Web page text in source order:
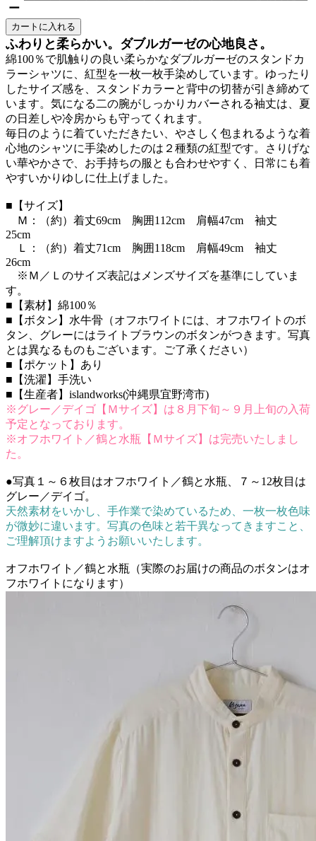
ー
ふわりと柔らかい。ダブルガーゼの心地良さ。
綿100％で肌触りの良い柔らかなダブルガーゼのスタンドカ
ラーシャツに、紅型を一枚一枚手染めしています。ゆったり
したサイズ感を、スタンドカラーと背中の切替が引き締めて
います。気になる二の腕がしっかりカバーされる袖丈は、夏
の日差しや冷房からも守ってくれます。
毎日のように着ていただきたい、やさしく包まれるような着
心地のシャツに手染めしたのは２種類の紅型です。さりげな
い華やかさで、お手持ちの服とも合わせやすく、日常にも着
やすいかりゆしに仕上げました。
■【サイズ】
Ｍ：（約）着丈69cm 胸囲112cm 肩幅47cm 袖丈
25cm
Ｌ：（約）着丈71cm 胸囲118cm 肩幅49cm 袖丈
26cm
※Ｍ／Ｌのサイズ表記はメンズサイズを基準にしていま
す。
■【素材】綿100％
■【ボタン】水牛骨（オフホワイトには、オフホワイトのボ
タン、グレーにはライトブラウンのボタンがつきます。写真
とは異なるものもございます。ご了承ください）
■【ポケット】あり
■【洗濯】手洗い
■【生産者】islandworks(沖縄県宜野湾市)
※グレー／デイゴ【Ｍサイズ】は８月下旬～９月上旬の入荷
予定となっております。
※オフホワイト／鶴と水瓶【Ｍサイズ】は完売いたしまし
た。
●写真１～６枚目はオフホワイト／鶴と水瓶、７～12枚目は
グレー／デイゴ。
天然素材をいかし、手作業で染めているため、一枚一枚色味
が微妙に違います。写真の色味と若干異なってきますこと、
ご理解頂けますようお願いいたします。
オフホワイト／鶴と水瓶（実際のお届けの商品のボタンはオ
フホワイトになります）